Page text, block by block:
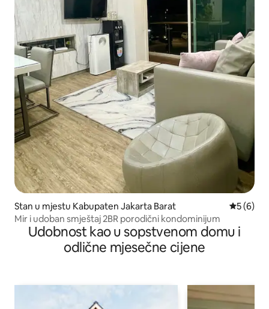
Stan u mjestu Kabupaten Jakarta Barat
5 (6)
Mir i udoban smještaj 2BR porodični kondominijum
Udobnost kao u sopstvenom domu i
odlične mjesečne cijene